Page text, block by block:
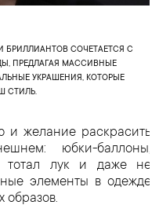
БРИЛЛИАНТОВ СОЧЕТАЕТСЯ С
ПРЕДЛАГАЯ МАССИВНЫЕ
УКРАШЕНИЯ, КОТОРЫЕ
СТИЛЬ.
и желание раскрасить
юбки-баллоны,
тотал лук и даже не
элементы в одежде
образов.